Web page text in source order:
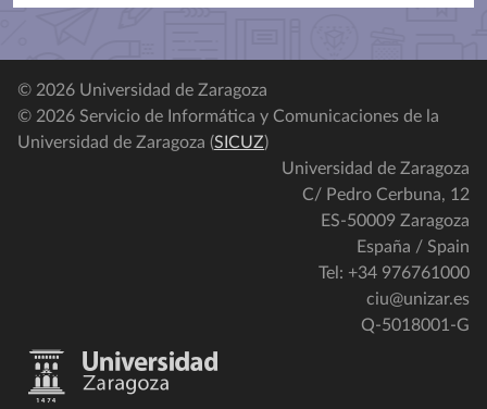
© 2026 Universidad de Zaragoza
© 2026 Servicio de Informática y Comunicaciones de la
Universidad de Zaragoza (SICUZ)
Universidad de Zaragoza
C/ Pedro Cerbuna, 12
ES-50009 Zaragoza
España / Spain
Tel: +34 976761000
ciu@unizar.es
Q-5018001-G